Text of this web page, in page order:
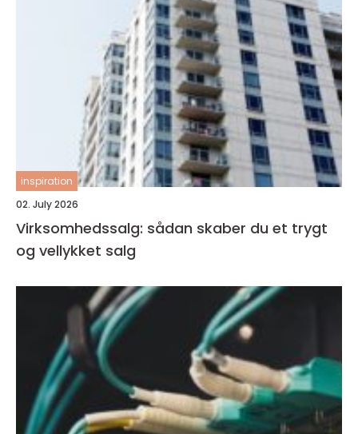
inspiration
02. July 2026
Virksomhedssalg: sådan skaber du et trygt
og vellykket salg